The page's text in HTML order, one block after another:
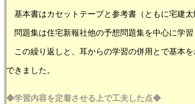
基本書はカセットテープと参考書（ともに宅建太
問題集は住宅新報社他の予想問題集を中心に学
この繰り返しと、耳からの学習の併用とで基本
できました。
◆学習内容を定着させる上で工夫した点◆